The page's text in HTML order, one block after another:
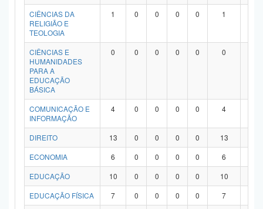
CIÊNCIAS DA
RELIGIÃO E
TEOLOGIA
1 0 0 0 0 1
CIÊNCIAS E
HUMANIDADES
PARA A
EDUCAÇÃO
BÁSICA
0 0 0 0 0 0
COMUNICAÇÃO E
INFORMAÇÃO
4 0 0 0 0 4
DIREITO 13 0 0 0 0 13
ECONOMIA
6 0 0 0 0 6
EDUCAÇÃO
10 0 0 0 0 10
EDUCAÇÃO FÍSICA
7 0 0 0 0 7